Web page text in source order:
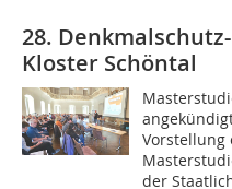
28.
Kloster Schöntal
Vorstellung
der